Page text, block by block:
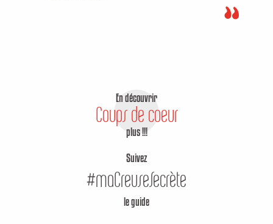
En découvrir
Coups de coeur
plus !!!
Suivez
#maCreuseSecrète
le guide